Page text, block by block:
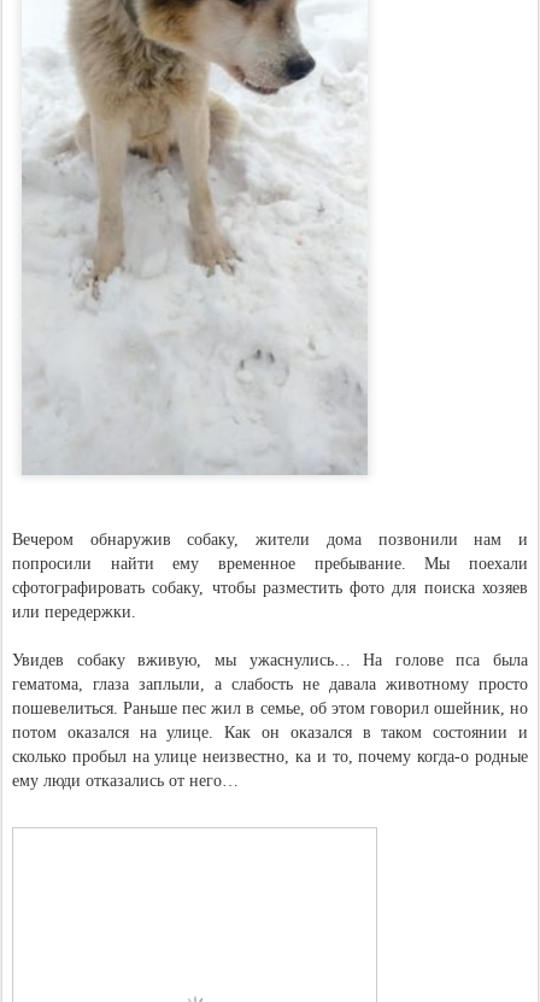
Вечером обнаружив собаку, жители дома позвонили нам и
попросили найти ему временное пребывание. Мы поехали
сфотографировать собаку, чтобы разместить фото для поиска хозяев
или передержки.
Увидев собаку вживую, мы ужаснулись… На голове пса была
гематома, глаза заплыли, а слабость не давала животному просто
пошевелиться. Раньше пес жил в семье, об этом говорил ошейник, но
потом оказался на улице. Как он оказался в таком состоянии и
сколько пробыл на улице неизвестно, ка и то, почему когда-о родные
ему люди отказались от него…